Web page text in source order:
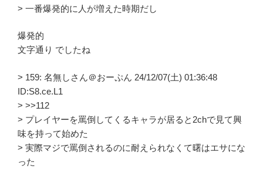
> 一番爆発的に人が増えた時期だし
爆発的
文字通り でしたね
> 159: 名無しさん＠おーぷん 24/12/07(土) 01:36:48
ID:S8.ce.L1
> >>112
> プレイヤーを罵倒してくるキャラが居ると2chで見て興
味を持って始めた
> 実際マジで罵倒されるのに耐えられなくて曙はエサにな
った